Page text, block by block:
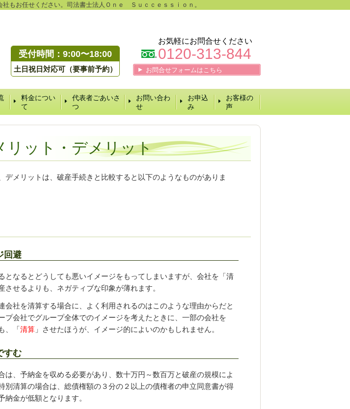
もお任せください。司法書士法人Ｏｎｅ Ｓｕｃｃｅｓｓｉｏｎ。
受付時間：9:00〜18:00
土日祝日対応可（要事前予約）
お気軽にお問合せください
0120-313-844
お問合せフォームはこちら
料金につい
て
代表者ごあいさ
つ
お問い合わ
せ
お申込
み
お客様の
声
リット・デメリット
メリットは、破産手続きと比較すると以下のようなものがありま
回避
となるとどうしても悪いイメージをもってしまいますが、会社を「清
させるよりも、ネガティブな印象が薄れます。
社を清算する場合に、よく利用されるのはこのような理由からだと
プ会社でグループ全体でのイメージを考えたときに、一部の会社を
、「清算 」させたほうが、イメージ的によいのかもしれません。
すむ
、予納金を収める必要があり、数十万円～数百万と破産の規模によ
別清算の場合は、総債権額の３分の２以上の債権者の申立同意書が得
納金が低額となります。